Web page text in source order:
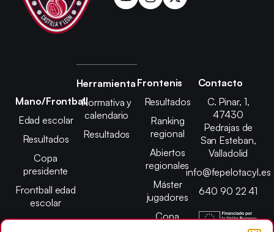
Mano/Frontball
Edad escolar
Resultados
Copa
presidente
Frontball edad
escolar
Herramienta
Normativa y
calendario
Resultados
Frontenis
Resultados
Ranking
regional
Abiertos
regionales
Máster
jugadores
Copa
presidente
Contacto
C. Pinar, 1,
47430
Pedrajas de
San Esteban,
Valladolid
info@fepelotacyl.es
640 90 22 41